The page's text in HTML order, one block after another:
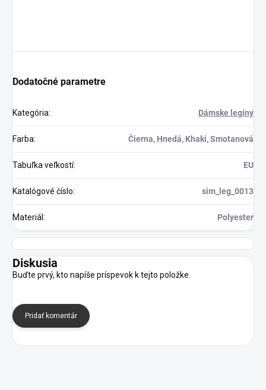
Dodatočné parametre
Kategória: Dámske legíny
Farba: Čierna, Hnedá, Khaki, Smotanová
Tabuľka veľkostí: EU
Katalógové číslo: sim_leg_0013
Materiál: Polyester
Diskusia
Buďte prvý, kto napíše príspevok k tejto položke.
Pridať komentár